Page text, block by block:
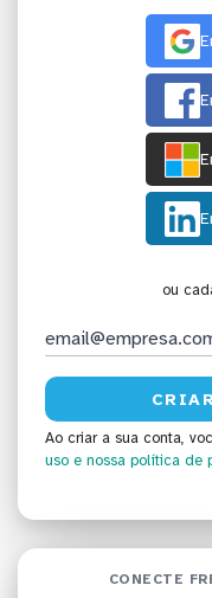
ou
Ao criar a sua conta,
uso e nossa política de
CONECTE